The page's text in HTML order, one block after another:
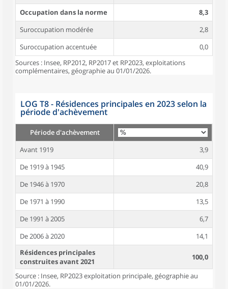
Occupation dans la norme
8,3
Suroccupation modérée
2,8
Suroccupation accentuée
0,0
Sources : Insee, RP2012, RP2017 et RP2023, exploitations
complémentaires, géographie au 01/01/2026.
LOG T8 - Résidences principales en 2023 selon la
période d'achèvement
Période d'achèvement
Avant 1919
3,9
De 1919 à 1945
40,9
De 1946 à 1970
20,8
De 1971 à 1990
13,5
De 1991 à 2005
6,7
De 2006 à 2020
14,1
Résidences principales
construites avant 2021
100,0
Source : Insee, RP2023 exploitation principale, géographie au
01/01/2026.